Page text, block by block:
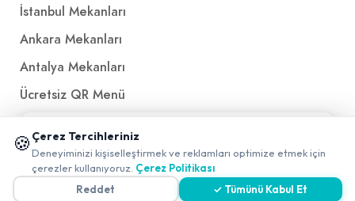
İstanbul Mekanları
Ankara Mekanları
Antalya Mekanları
Ücretsiz QR Menü
Politikalar ve Şartlar
Çerez Politikası
🍪 Çerez Tercihleriniz
Deneyiminizi kişiselleştirmek ve reklamları optimize etmek için
çerezler kullanıyoruz. Çerez Politikası
Reddet
✓ Tümünü Kabul Et
📱 Mobil uygulamamızı keşfedin!
✖